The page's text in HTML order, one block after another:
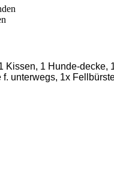
Kissen, 1 Hunde-
unterwegs, 1x